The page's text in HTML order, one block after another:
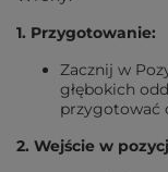
1. Przygotowanie:
Zacznij w
głębokich
przygotować
2. Wejście w